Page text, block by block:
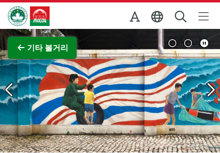
Skip to Main Content
마카오정부관광청
기타 볼거리
전체 이미지 보기